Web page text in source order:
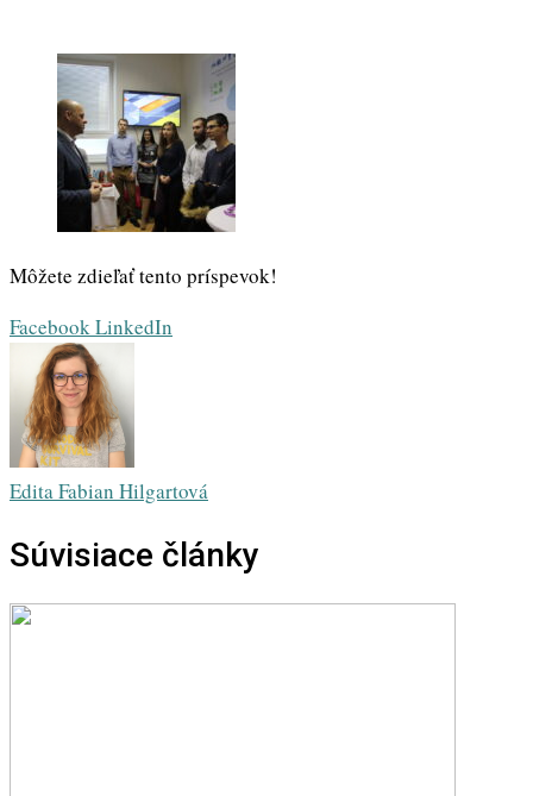
Môžete zdieľať tento príspevok!
FacebookLinkedIn
Edita Fabian Hilgartová
Súvisiace články